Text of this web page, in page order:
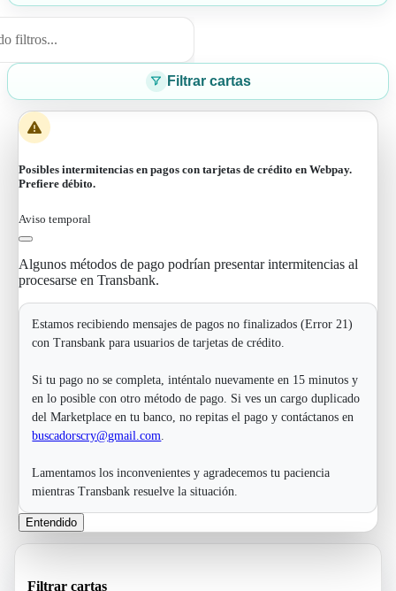
filtros...
Filtrar cartas
Posibles intermitencias en pagos con tarjetas de crédito en Webpay.
Prefiere débito.
Aviso temporal
Algunos métodos de pago podrían presentar intermitencias al
procesarse en Transbank.
Estamos recibiendo mensajes de pagos no finalizados (Error 21)
con Transbank para usuarios de tarjetas de crédito.
Si tu pago no se completa, inténtalo nuevamente en 15 minutos y
en lo posible con otro método de pago. Si ves un cargo duplicado
del Marketplace en tu banco, no repitas el pago y contáctanos en
buscadorscry@gmail.com
Lamentamos los inconvenientes y agradecemos tu paciencia
mientras Transbank resuelve la situación.
Entendido
Filtrar cartas